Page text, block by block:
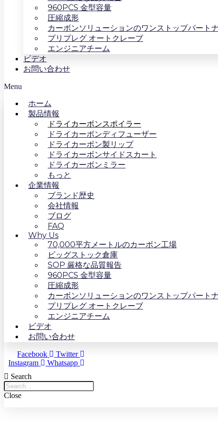
960PCS 金型容量
圧縮成形
カーボンソリューションのワンストップパート
プリプレグ オートクレーブ
エンジニアチーム
ビデオ
お問い合わせ
Menu
ホーム
製品情報
ドライカーボンスポイラー
ドライカーボンディフューザー
ドライカーボン製リップ
ドライカーボンサイドスカート
ドライカーボンミラー
もっと
企業情報
ブランド歴史
会社情報
ブログ
FAQ
Why Us
70,000平方メートルのカーボン工場
ビッグストック倉庫
SOP 厳格な品質報告
960PCS 金型容量
圧縮成形
カーボンソリューションのワンストップパート
プリプレグ オートクレーブ
エンジニアチーム
ビデオ
お問い合わせ
Facebook
Twitter
Instagram
Whatsapp
Search
Close